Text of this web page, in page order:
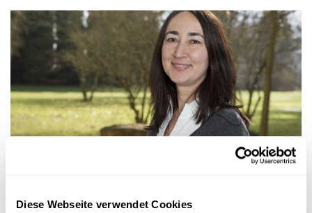
Diese Webseite verwendet Cookies
OF FINANCE